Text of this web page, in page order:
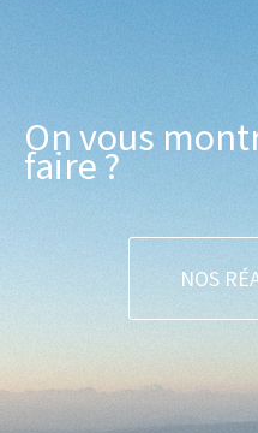
On vous
faire ?
NOS